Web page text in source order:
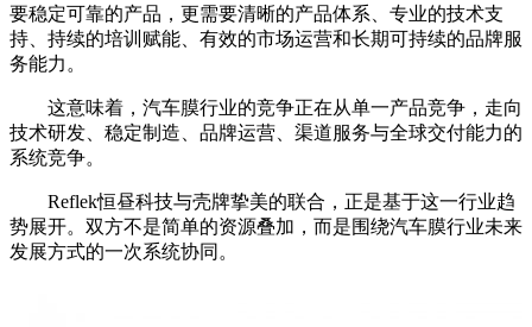
要稳定可靠的产品，更需要清晰的产品体系、专业的技术支
持、持续的培训赋能、有效的市场运营和长期可持续的品牌服
务能力。
这意味着，汽车膜行业的竞争正在从单一产品竞争，走向
技术研发、稳定制造、品牌运营、渠道服务与全球交付能力的
系统竞争。
Reflek恒昼科技与壳牌挚美的联合，正是基于这一行业趋
势展开。双方不是简单的资源叠加，而是围绕汽车膜行业未来
发展方式的一次系统协同。